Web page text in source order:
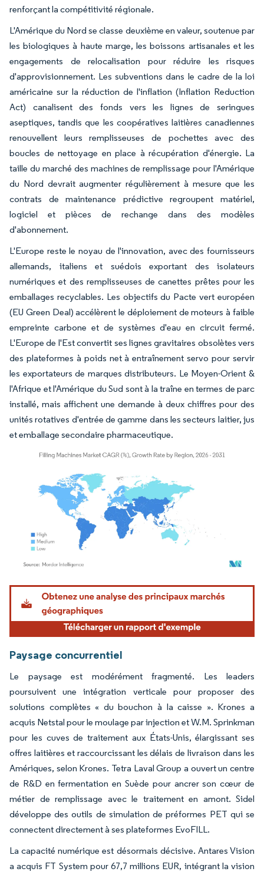
renforçant la compétitivité régionale.
L'Amérique du Nord se classe deuxième en valeur, soutenue par
les biologiques à haute marge, les boissons artisanales et les
engagements de relocalisation pour réduire les risques
d'approvisionnement. Les subventions dans le cadre de la loi
américaine sur la réduction de l'inflation (Inflation Reduction
Act) canalisent des fonds vers les lignes de seringues
aseptiques, tandis que les coopératives laitières canadiennes
renouvellent leurs remplisseuses de pochettes avec des
boucles de nettoyage en place à récupération d'énergie. La
taille du marché des machines de remplissage pour l'Amérique
du Nord devrait augmenter régulièrement à mesure que les
contrats de maintenance prédictive regroupent matériel,
logiciel et pièces de rechange dans des modèles
d'abonnement.
L'Europe reste le noyau de l'innovation, avec des fournisseurs
allemands, italiens et suédois exportant des isolateurs
numériques et des remplisseuses de canettes prêtes pour les
emballages recyclables. Les objectifs du Pacte vert européen
(EU Green Deal) accélèrent le déploiement de moteurs à faible
empreinte carbone et de systèmes d'eau en circuit fermé.
L'Europe de l'Est convertit ses lignes gravitaires obsolètes vers
des plateformes à poids net à entraînement servo pour servir
les exportateurs de marques distributeurs. Le Moyen-Orient &
l'Afrique et l'Amérique du Sud sont à la traîne en termes de parc
installé, mais affichent une demande à deux chiffres pour des
unités rotatives d'entrée de gamme dans les secteurs laitier, jus
et emballage secondaire pharmaceutique.
Image © Mordor Intelligence. La réutilisation nécessite une attribution sous CC BY
Paysage concurrentiel
Le paysage est modérément fragmenté. Les leaders
poursuivent une intégration verticale pour proposer des
solutions complètes « du bouchon à la caisse ». Krones a
acquis Netstal pour le moulage par injection et W.M. Sprinkman
pour les cuves de traitement aux États-Unis, élargissant ses
offres laitières et raccourcissant les délais de livraison dans les
Amériques, selon Krones. Tetra Laval Group a ouvert un centre
de R&D en fermentation en Suède pour ancrer son cœur de
métier de remplissage avec le traitement en amont. Sidel
développe des outils de simulation de préformes PET qui se
connectent directement à ses plateformes EvoFILL.
La capacité numérique est désormais décisive. Antares Vision
a acquis FT System pour 67,7 millions EUR, intégrant la vision